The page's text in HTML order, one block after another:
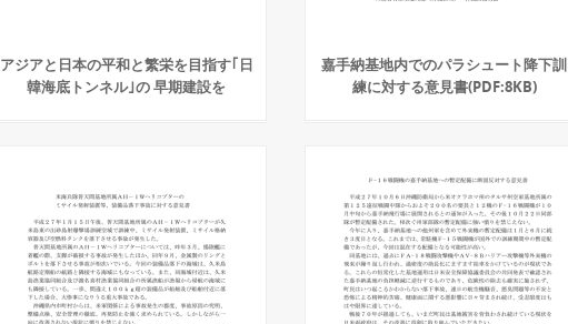
アジアと日本の平和と繁栄を目指す｢日
韓海底トンネル｣の 早期建設を
嘉手納基地内でのパラシュート降下訓
練に対する意見書(PDF:8KB)